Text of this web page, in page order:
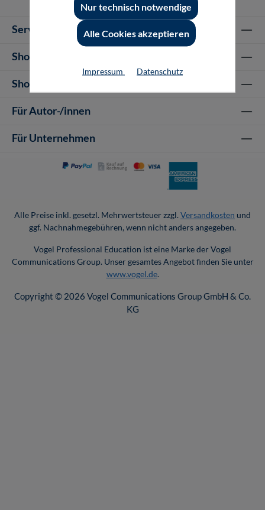
Service-Hotline
Shop Informationen
Shop-Service
Für Autor-/innen
Für Unternehmen
Alle Preise inkl. gesetzl. Mehrwertsteuer zzgl. Versandkosten und
ggf. Nachnahmegebühren, wenn nicht anders angegeben.
Vogel Professional Education ist eine Marke der Vogel
Communications Group. Unser gesamtes Angebot finden Sie unter
www.vogel.de.
Copyright © 2026 Vogel Communications Group GmbH & Co.
KG
Nur technisch notwendige
Alle Cookies akzeptieren
Impressum Datenschutz